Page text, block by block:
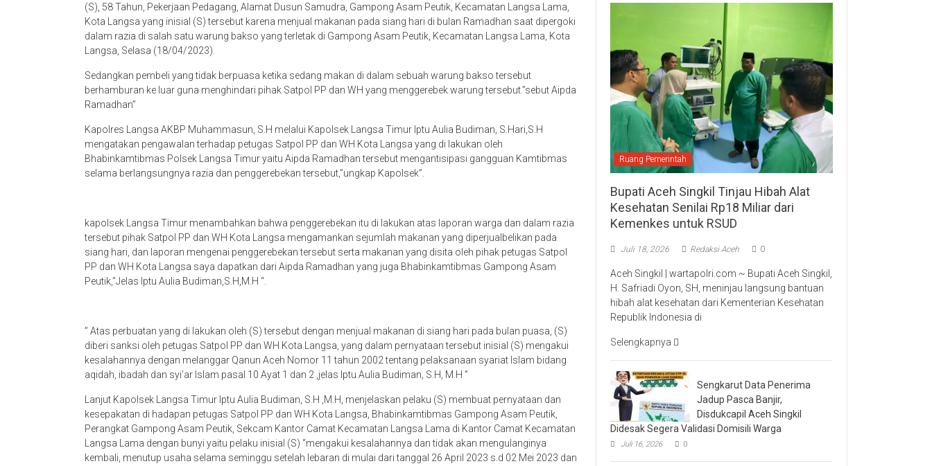
(S), 58 Tahun, Pekerjaan Pedagang, Alamat Dusun Samudra, Gampong Asam Peutik, Kecamatan Langsa Lama,
Kota Langsa yang inisial (S) tersebut karena menjual makanan pada siang hari di bulan Ramadhan saat dipergoki
dalam razia di salah satu warung bakso yang terletak di Gampong Asam Peutik, Kecamatan Langsa Lama, Kota
Langsa, Selasa (18/04/2023).
Sedangkan pembeli yang tidak berpuasa ketika sedang makan di dalam sebuah warung bakso tersebut
berhamburan ke luar guna menghindari pihak Satpol PP dan WH yang menggerebek warung tersebut.”sebut Aipda
Ramadhan”
Kapolres Langsa AKBP Muhammasun, S.H melalui Kapolsek Langsa Timur Iptu Aulia Budiman, S.Hari,S.H
mengatakan pengawalan terhadap petugas Satpol PP dan WH Kota Langsa yang di lakukan oleh
Bhabinkamtibmas Polsek Langsa Timur yaitu Aipda Ramadhan tersebut mengantisipasi gangguan Kamtibmas
selama berlangsungnya razia dan penggerebekan tersebut,”ungkap Kapolsek”.
kapolsek Langsa Timur menambahkan bahwa penggerebekan itu di lakukan atas laporan warga dan dalam razia
tersebut pihak Satpol PP dan WH Kota Langsa mengamankan sejumlah makanan yang diperjualbelikan pada
siang hari, dan laporan mengenai penggerebekan tersebut serta makanan yang disita oleh pihak petugas Satpol
PP dan WH Kota Langsa saya dapatkan dari Aipda Ramadhan yang juga Bhabinkamtibmas Gampong Asam
Peutik,”Jelas Iptu Aulia Budiman,S.H,M.H “.
” Atas perbuatan yang di lakukan oleh (S) tersebut dengan menjual makanan di siang hari pada bulan puasa, (S)
diberi sanksi oleh petugas Satpol PP dan WH Kota Langsa, yang dalam pernyataan tersebut inisial (S) mengakui
kesalahannya dengan melanggar Qanun Aceh Nomor 11 tahun 2002 tentang pelaksanaan syariat Islam bidang
aqidah, ibadah dan syi’ar Islam pasal 10 Ayat 1 dan 2 ,jelas Iptu Aulia Budiman, S.H, M.H ”
Lanjut Kapolsek Langsa Timur Iptu Aulia Budiman, S.H ,M.H, menjelaskan pelaku (S) membuat pernyataan dan
kesepakatan di hadapan petugas Satpol PP dan WH Kota Langsa, Bhabinkamtibmas Gampong Asam Peutik,
Perangkat Gampong Asam Peutik, Sekcam Kantor Camat Kecamatan Langsa Lama di Kantor Camat Kecamatan
Langsa Lama dengan bunyi yaitu pelaku inisial (S) “mengakui kesalahannya dan tidak akan mengulanginya
kembali, menutup usaha selama seminggu setelah lebaran di mulai dari tanggal 26 April 2023 s.d 02 Mei 2023 dan
Ruang Pemerintah
Bupati Aceh Singkil Tinjau Hibah Alat
Kesehatan Senilai Rp18 Miliar dari
Kemenkes untuk RSUD
Juli 18, 2026 Redaksi Aceh 0
Aceh Singkil | wartapolri.com ~ Bupati Aceh Singkil,
H. Safriadi Oyon, SH, meninjau langsung bantuan
hibah alat kesehatan dari Kementerian Kesehatan
Republik Indonesia di
Selengkapnya
Sengkarut Data Penerima
Jadup Pasca Banjir,
Disdukcapil Aceh Singkil
Didesak Segera Validasi Domisili Warga
Juli 16, 2026 0